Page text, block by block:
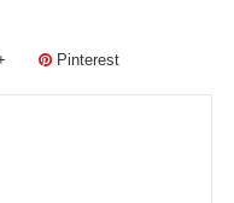
Pinterest